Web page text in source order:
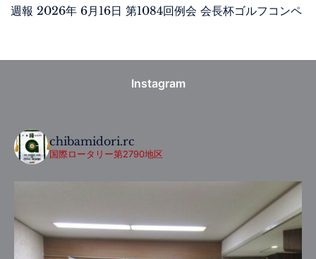
週報 2026年 6月16日 第1084回例会 会長杯ゴルフコンペ
Instagram
chibamidori.rc
国際ロータリー第2790地区